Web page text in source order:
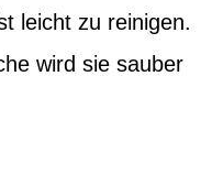
leicht zu reinigen.
wird sie sauber